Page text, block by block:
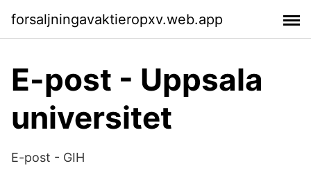
forsaljningavaktieropxv.web.app
E-post - Uppsala
universitet
E-post - GIH